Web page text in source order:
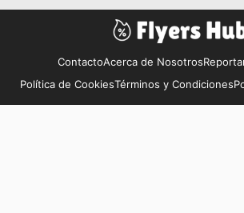
ContactoAcerca de Nosotros
Política de CookiesTérminos y Condiciones